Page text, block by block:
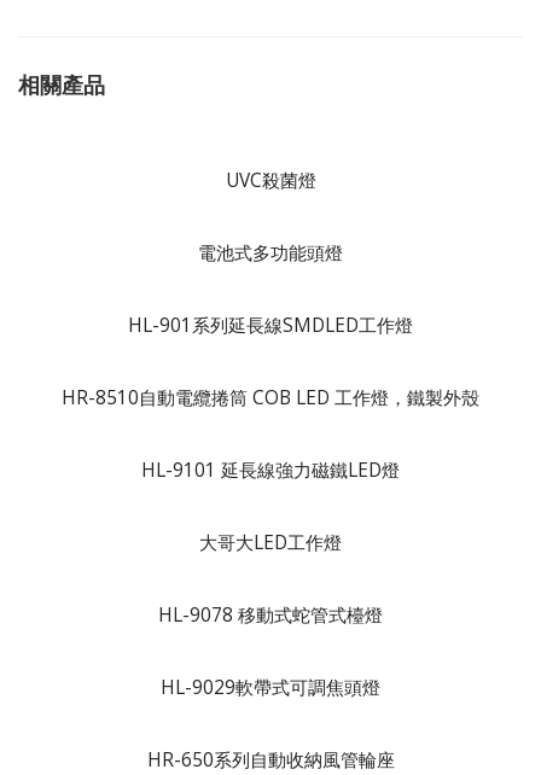
相關產品
UVC殺菌燈
電池式多功能頭燈
HL-901系列延長線SMDLED工作燈
HR-8510自動電纜捲筒 COB LED 工作燈，鐵製外殼
HL-9101 延長線強力磁鐵LED燈
大哥大LED工作燈
HL-9078 移動式蛇管式檯燈
HL-9029軟帶式可調焦頭燈
HR-650系列自動收納風管輪座